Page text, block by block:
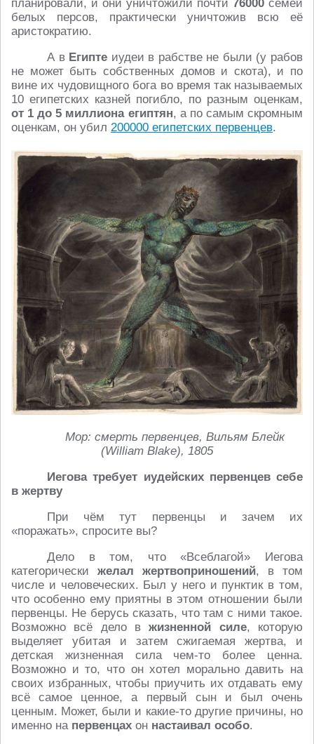
планировали, и они уничтожили почти 76000 семей
белых персов, практически уничтожив всю её
аристократию.
А в Египте иудеи в рабстве не были (у рабов
не может быть собственных домов и скота), и по
вине их чудовищного бога во время так называемых
10 египетских казней погибло, по разным оценкам,
от 1 до 5 миллиона египтян, а по самым скромным
оценкам, он убил 200000 египетских первенцев.
Мор: смерть первенцев, Вильям Блейк
(William Blake), 1805
Иегова требует иудейских первенцев себе
в жертву
При чём тут первенцы и зачем их
«поражать», спросите вы?
Дело в том, что «Всеблагой» Иегова
категорически желал жертвоприношений, в том
числе и человеческих. Был у него и пунктик в том,
что особенно ему приятны в этом отношении были
первенцы. Не берусь сказать, что там с ними такое.
Возможно всё дело вжизненной силе, которую
выделяет убитая и затем сжигаемая жертва, и
детская жизненная сила чем-то более ценна.
Возможно и то, что он хотел морально давить на
своих избранных, чтобы приучить их отдавать ему
всё самое ценное, а первый сын и был очень
ценным. Может, были и какие-то другие причины, но
именно на первенцах он настаивал особо.